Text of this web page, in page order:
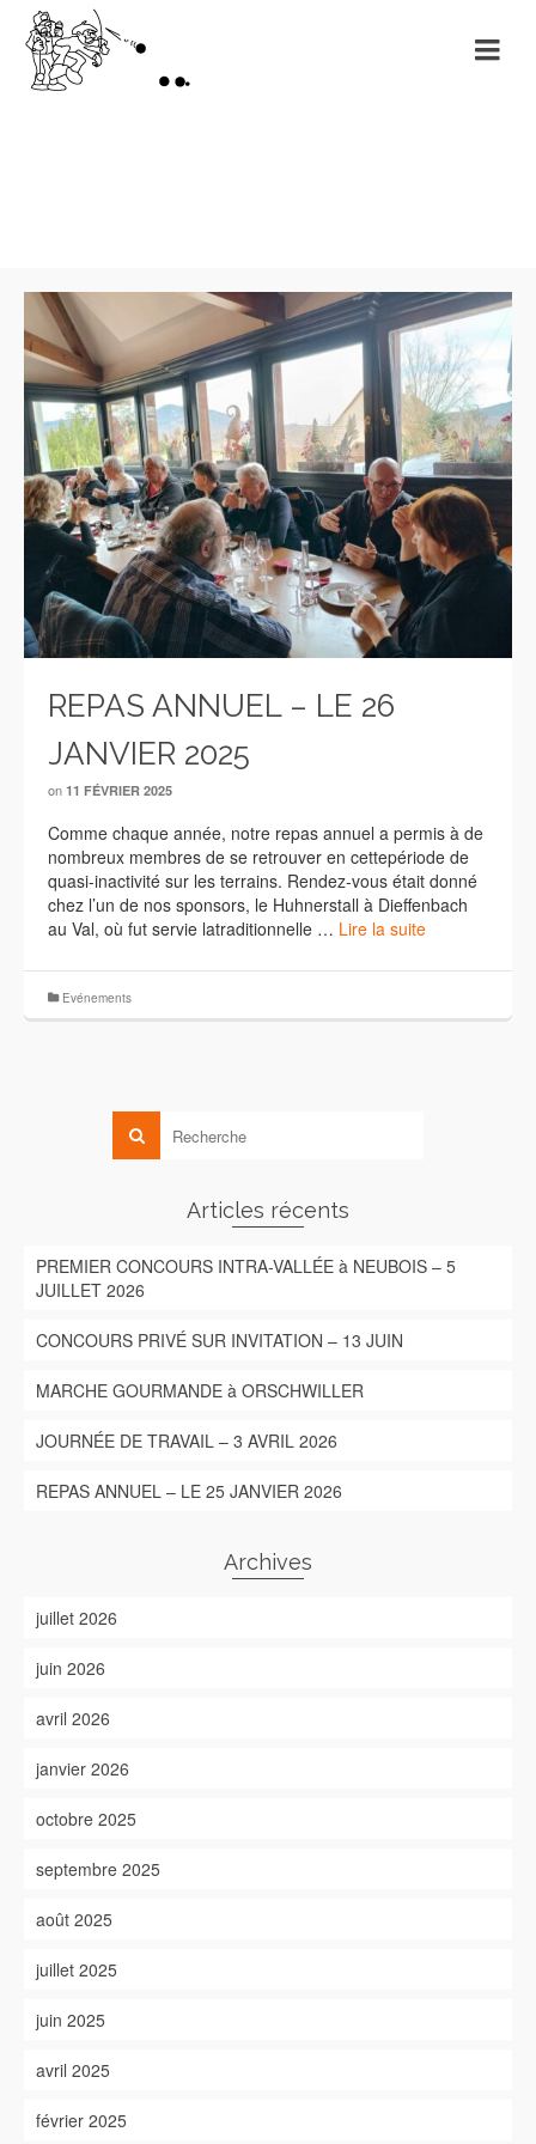
REPAS ANNUEL – LE 26
JANVIER 2025
on 11 FÉVRIER 2025
Comme chaque année, notre repas annuel a permis à de
nombreux membres de se retrouver en cettepériode de
quasi-inactivité sur les terrains. Rendez-vous était donné
chez l’un de nos sponsors, le Huhnerstall à Dieffenbach
au Val, où fut servie latraditionnelle … Lire la suite
Evénements
Articles récents
PREMIER CONCOURS INTRA-VALLÉE à NEUBOIS – 5
JUILLET 2026
CONCOURS PRIVÉ SUR INVITATION – 13 JUIN
MARCHE GOURMANDE à ORSCHWILLER
JOURNÉE DE TRAVAIL – 3 AVRIL 2026
REPAS ANNUEL – LE 25 JANVIER 2026
Archives
juillet 2026
juin 2026
avril 2026
janvier 2026
octobre 2025
septembre 2025
août 2025
juillet 2025
juin 2025
avril 2025
février 2025